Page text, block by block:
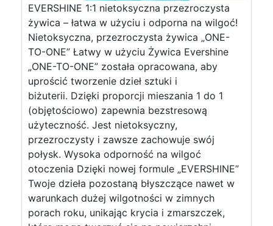
EVERSHINE 1:1 nietoksyczna przezroczysta
żywica – łatwa w użyciu i odporna na wilgoć!
Nietoksyczna, przezroczysta żywica „ONE-
TO-ONE” Łatwy w użyciu Żywica Evershine
„ONE-TO-ONE” została opracowana, aby
uprościć tworzenie dzieł sztuki i
biżuterii. Dzięki proporcji mieszania 1 do 1
(objętościowo) zapewnia bezstresową
użyteczność. Jest nietoksyczny,
przezroczysty i zawsze zachowuje swój
połysk. Wysoka odporność na wilgoć
otoczenia Dzięki nowej formule „EVERSHINE”
Twoje dzieła pozostaną błyszczące nawet w
warunkach dużej wilgotności w zimnych
porach roku, unikając krycia i zmarszczek,